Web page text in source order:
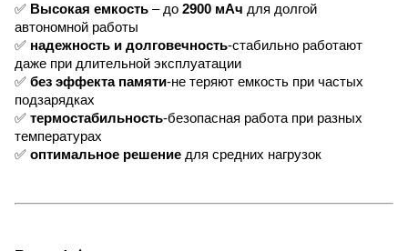
✅ Высокая емкость – до 2900 мАч для долгой
автономной работы
✅ надежность и долговечность-стабильно работают
даже при длительной эксплуатации
✅ без эффекта памяти-не теряют емкость при частых
подзарядках
✅ термостабильность-безопасная работа при разных
температурах
✅ оптимальное решение для средних нагрузок